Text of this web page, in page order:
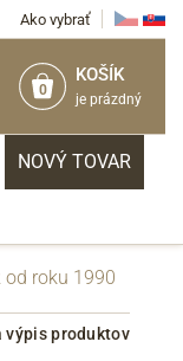
Ako vybrať
0
KOŠÍK
je prázdný
NOVÝ TOVAR
od roku 1990
výpis produktov